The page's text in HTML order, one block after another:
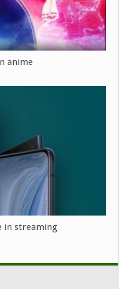
anime
in streaming